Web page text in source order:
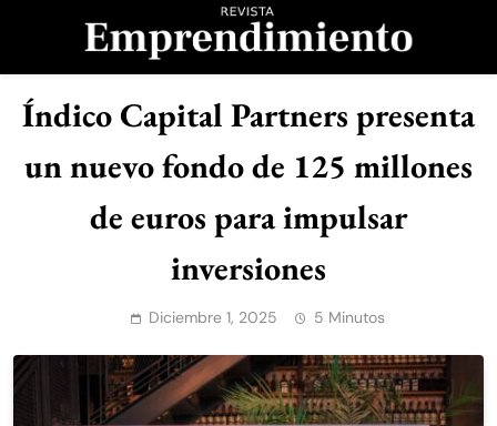
Revista
Emprendimiento
Índico Capital Partners presenta
un nuevo fondo de 125 millones
de euros para impulsar
inversiones
Diciembre 1, 2025 5 Minutos